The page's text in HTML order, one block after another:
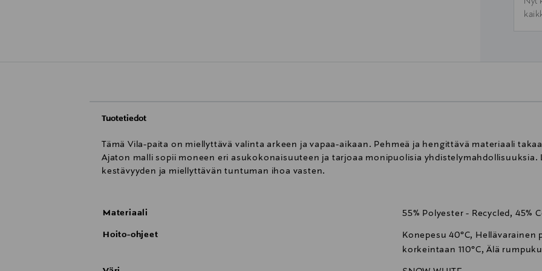
Tuotetiedot
Tämä Vila-paita on miellyttävä valinta arkeen ja vapaa-aikaan. Pehmeä ja hengittävä materiaali
Ajaton malli sopii moneen eri asukokonaisuuteen ja tarjoaa monipuolisia
kestävyyden ja miellyttävän tuntuman ihoa vasten.
Materiaali 55% Polyester - Recycled, 45%
Hoito-ohjeet
Konepesu 40°C, Hellävarainen
korkeintaan 110°C, Älä